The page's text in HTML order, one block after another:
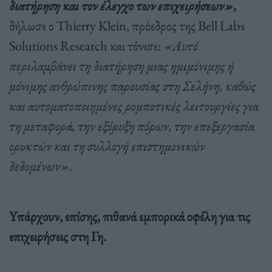
διατήρηση και τον έλεγχο των επιχειρήσεων»,
δήλωσε ο Thierry Klein, πρόεδρος της Bell Labs
Solutions Research και τόνισε: «Αυτό
περιλαμβάνει τη διατήρηση μιας ημιμόνιμης ή
μόνιμης ανθρώπινης παρουσίας στη Σελήνη, καθώς
και αυτοματοποιημένες ρομποτικές λειτουργίες για
τη μεταφορά, την εξόρυξη πόρων, την επεξεργασία
ορυκτών και τη συλλογή επιστημονικών
δεδομένων».
Yπάρχουν, επίσης, πιθανά εμπορικά οφέλη για τις
επιχειρήσεις στη Γη.